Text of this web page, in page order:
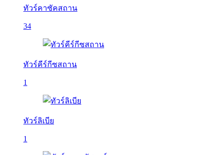
ทัวร์คาซัคสถาน
34
ทัวร์คีร์กีซสถาน
1
ทัวร์ลิเบีย
1